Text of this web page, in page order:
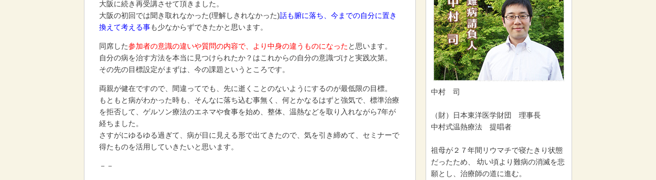
大阪に続き再受講させて頂きました。
大阪の初回では聞き取れなかった(理解しきれなかった)話も腑に落ち、今までの自分に置き
換えて考える事も少なからずできたかと思います。
同席した参加者の意識の違いや質問の内容で、より中身の違うものになった と思います。
自分の病を治す方法を本当に見つけられたか？はこれからの自分の意識づけと実践次第。
その先の目標設定がまずは、今の課題というところです。
両親が健在ですので、間違ってでも、先に逝くことのないようにするのが最低限の目標。
もともと病がわかった時も、そんなに落ち込む事無く、何とかなるはずと強気で、標準治療
を拒否して、ゲルソン療法のエネマや食事を始め、整体、温熱などを取り入れながら7年が
経ちました。
さすがにゆるゆる過ぎて、病が目に見える形で出てきたので、気を引き締めて、セミナーで
得たものを活用していきたいと思います。
－－
中村 司
（財）日本東洋医学財団 理事長
中村式温熱療法 提唱者
祖母が２７年間リウマチで寝たきり状態
だったため、 幼い頃より難病の消滅を悲
願とし、治療師の道に進む。